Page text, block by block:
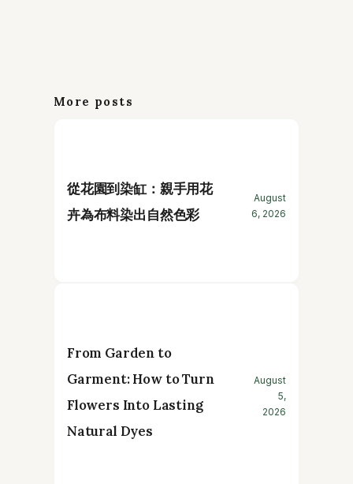
More posts
從花園到染缸：親手用花
卉為布料染出自然色彩
August
6, 2026
From Garden to
Garment: How to Turn
Flowers Into Lasting
Natural Dyes
August
5,
2026